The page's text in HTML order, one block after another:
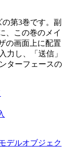
第3巻です。副
、この巻のメイ
の画面上に配置
力し、「送信」
ターフェースの